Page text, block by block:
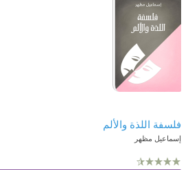
فلسفة اللذة والألم
إسماعيل مظهر